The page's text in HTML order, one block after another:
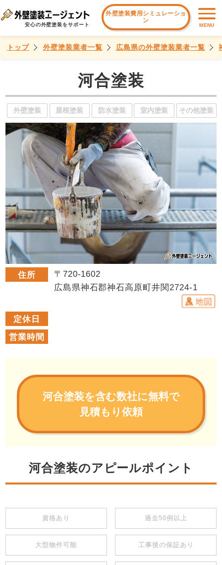
安心の外壁塗装をサポート
外壁塗装費用シミュレーショ
ン
MENU
トップ 外壁塗装業者一覧 広島県の外壁塗装業者一覧
河合塗装
外壁塗装 屋根塗装 防水塗装 室内塗装 その他塗装
住所
〒720-1602
広島県神石郡神石高原町井関2724-1
定休日
営業時間
河合塗装を含む数社に無料で
見積もり依頼
河合塗装のアピールポイント
資格あり 過去50例以上
大型物件可能 工事後の保証あり